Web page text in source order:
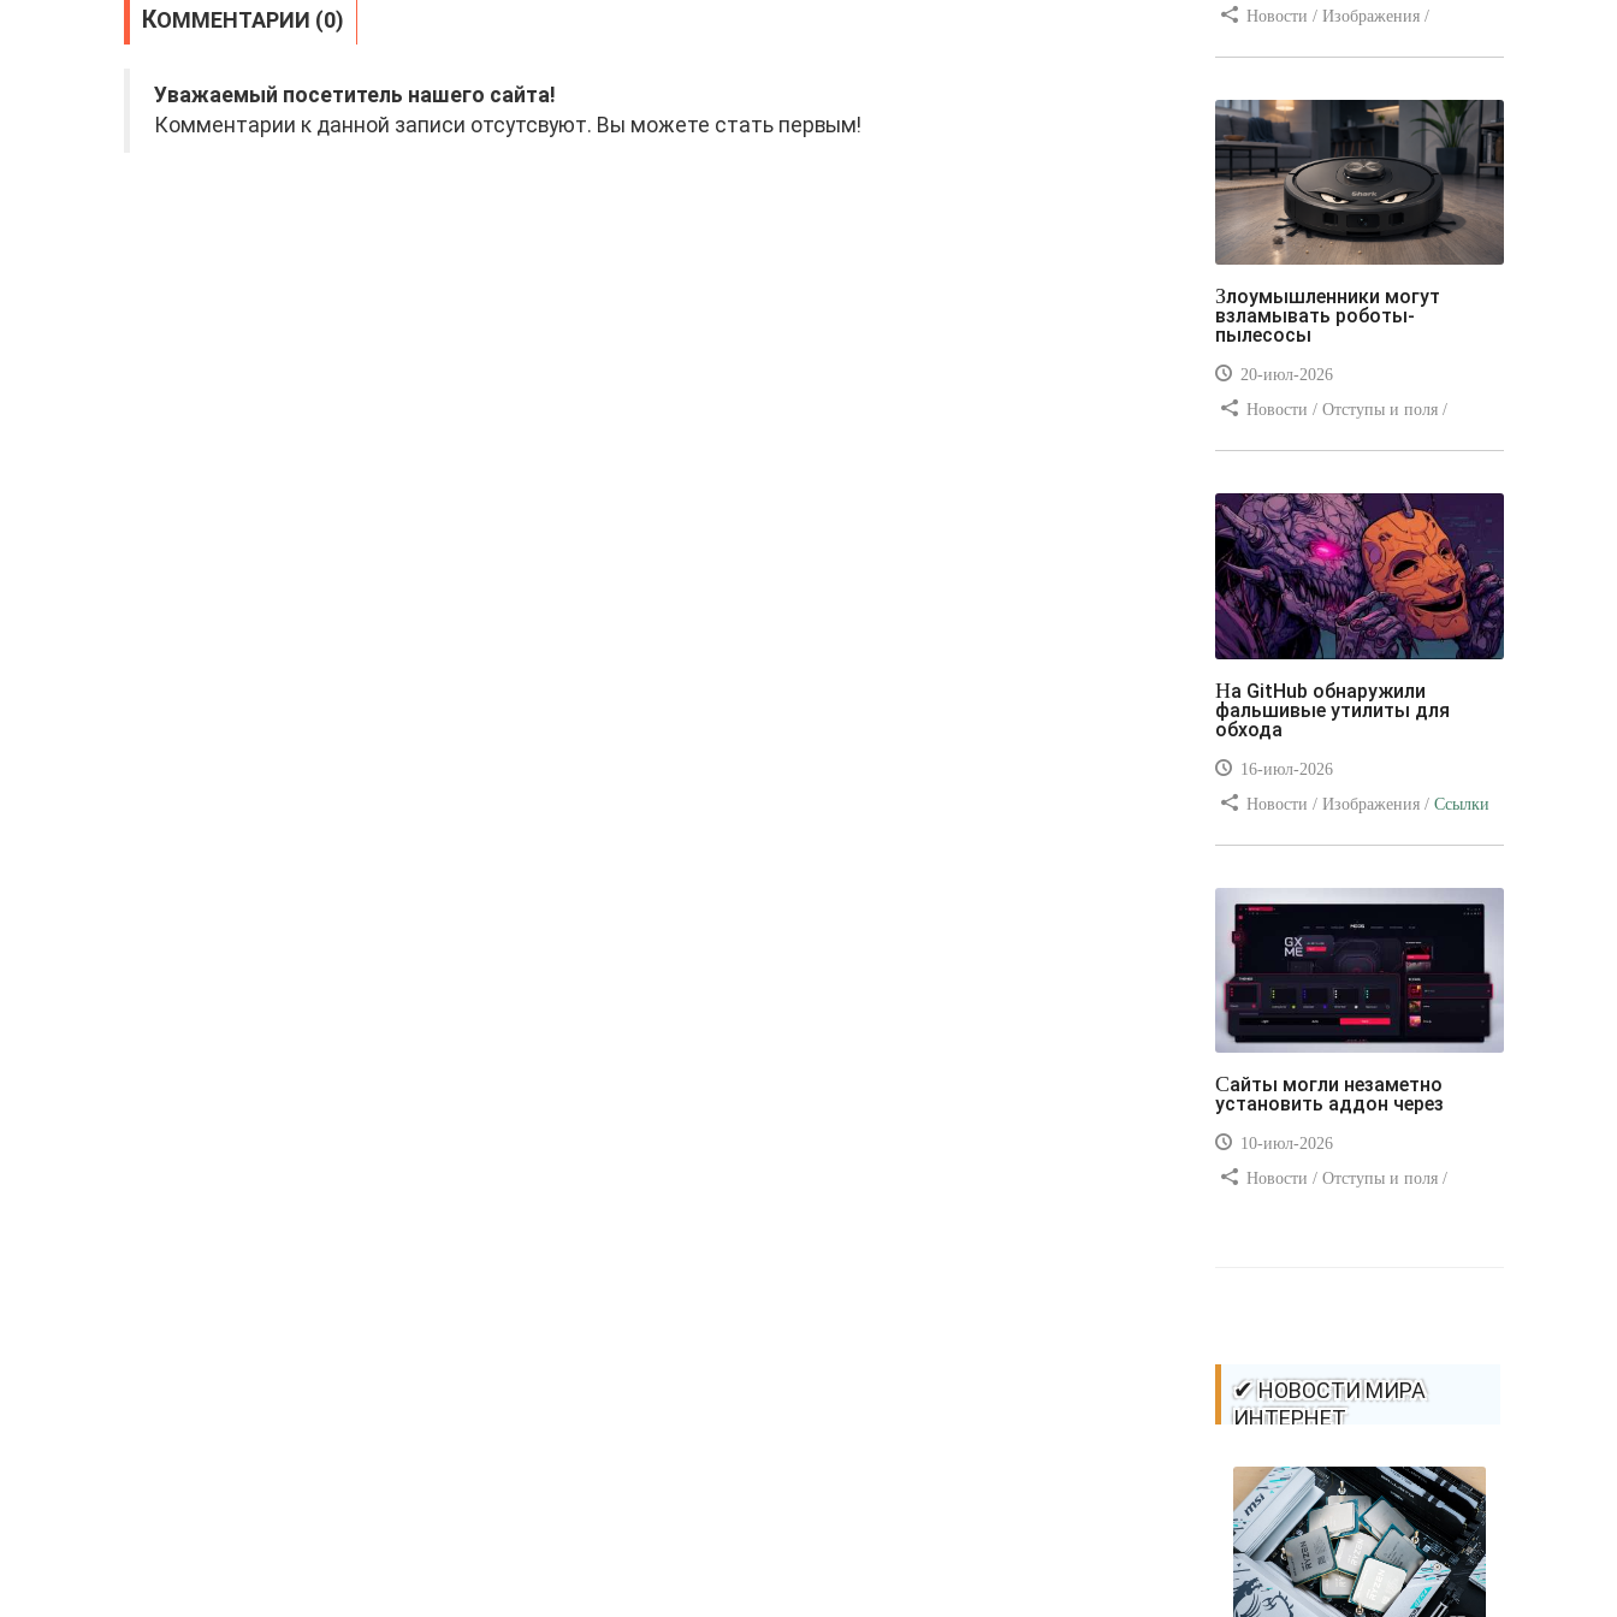
КОММЕНТАРИИ (0)
Уважаемый посетитель нашего сайта!
Комментарии к данной записи отсутсвуют. Вы можете стать первым!
Новости / Изображения /
/ Вёрстка / Видео уроки
Злоумышленники могут
взламывать роботы-
пылесосы
20-июл-2026
Новости / Отступы и поля /
/ Текст / Цвет / Видео уроки
На GitHub обнаружили
фальшивые утилиты для
обхода
16-июл-2026
Новости / Изображения / Ссылки
Сайты могли незаметно
установить аддон через
10-июл-2026
Новости / Отступы и поля /
✔ НОВОСТИ МИРА
ИНТЕРНЕТ